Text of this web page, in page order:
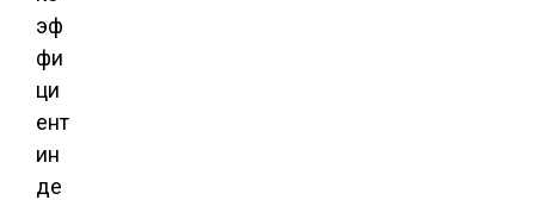
эф
фи
ци
ент
ин
де